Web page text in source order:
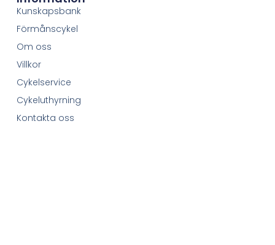
Kunskapsbank
Förmånscykel
Om oss
Villkor
Cykelservice
Cykeluthyrning
Kontakta oss